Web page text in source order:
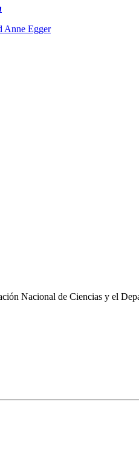
Anne Egger
Nacional de Ciencias y el